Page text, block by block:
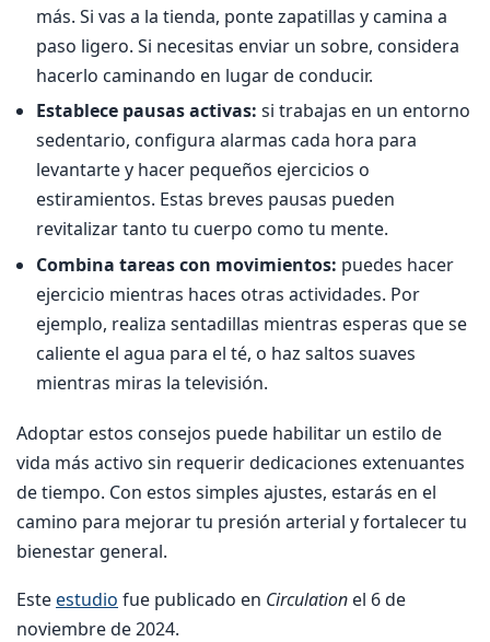
más. Si vas a la tienda, ponte zapatillas y camina a
paso ligero. Si necesitas enviar un sobre, considera
hacerlo caminando en lugar de conducir.
Establece pausas activas: si trabajas en un entorno
sedentario, configura alarmas cada hora para
levantarte y hacer pequeños ejercicios o
estiramientos. Estas breves pausas pueden
revitalizar tanto tu cuerpo como tu mente.
Combina tareas con movimientos: puedes hacer
ejercicio mientras haces otras actividades. Por
ejemplo, realiza sentadillas mientras esperas que se
caliente el agua para el té, o haz saltos suaves
mientras miras la televisión.
Adoptar estos consejos puede habilitar un estilo de
vida más activo sin requerir dedicaciones extenuantes
de tiempo. Con estos simples ajustes, estarás en el
camino para mejorar tu presión arterial y fortalecer tu
bienestar general.
Esteestudio fue publicado en Circulation el 6 de
noviembre de 2024.